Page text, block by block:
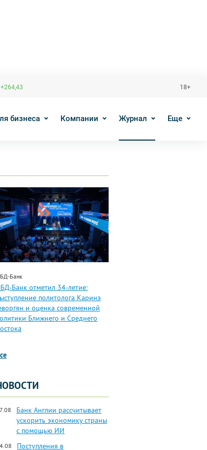
+264,43 18+
бизнеса Компании Журнал Еще
Банк
Банк отметил 34-летие:
политолога Каринэ
и оценка современной
Ближнего и Среднего
Банк Англии рассчитывает
ускорить экономику страны
с помощью ИИ
Поступления в